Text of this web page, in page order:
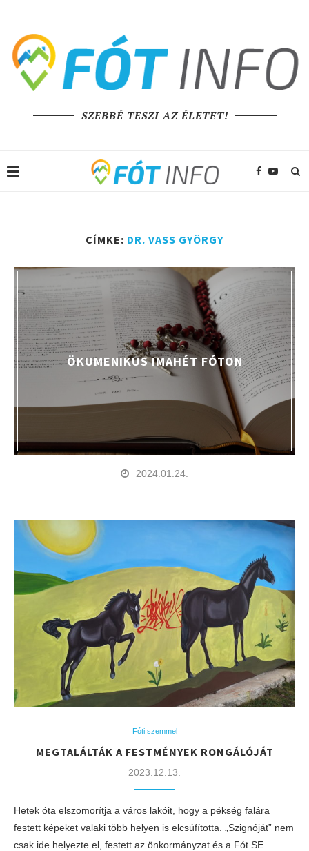
SZEBBÉ TESZI AZ ÉLETET!
CÍMKE: DR. VASS GYÖRGY
ÖKUMENIKUS IMAHÉT FÓTON
2024.01.24.
Fóti szemmel
MEGTALÁLTÁK A FESTMÉNYEK RONGÁLÓJÁT
2023.12.13.
Hetek óta elszomorítja a város lakóit, hogy a pékség falára
festett képeket valaki több helyen is elcsúfította. „Szignóját” nem
csak ide helyezte el, festett az önkormányzat és a Fót SE…